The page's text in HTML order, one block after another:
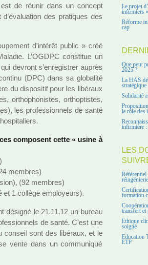
de réunir dans un concept
des pra­ti­ques des
d’inté­rêt public » créé
L’OGDPC cons­ti­tue un
devront s’enre­gis­trer auprès
(DPC) dans sa glo­ba­lité
du dis­po­si­tif pour les libé­raux
ortho­pho­nis­tes, orthop­tis­tes,
les pro­fes­sion­nels de santé
com­po­sent cette « usine à
mem­bres)
(92 mem­bres)
et 1 col­lège employeurs).
dési­gné le 21.11.12 un bureau
de santé. C’est une
conseil sont des libé­raux, et le
vente dans un com­mu­ni­qué
Le projet
infirmiers
Réforme
cap
Que peut
2025 ?
La HAS
Solidarité
le rôle des
infirmière :
LES
formation
transfert et
Ethique
soigné
Education
ETP